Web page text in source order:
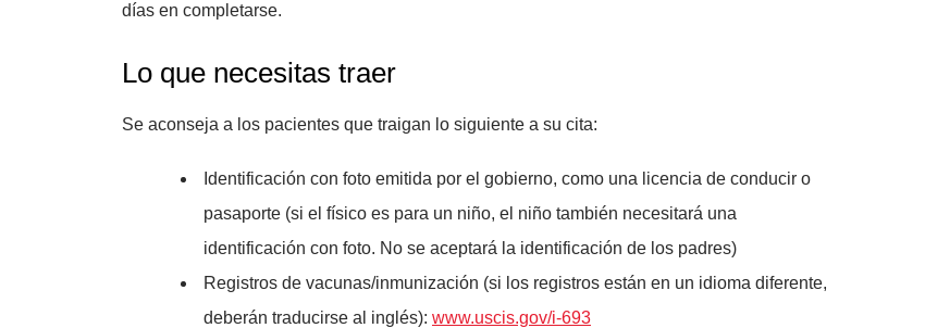
días en completarse.
Lo que necesitas traer
Se aconseja a los pacientes que traigan lo siguiente a su cita:
Identificación con foto emitida por el gobierno, como una licencia de conducir o
pasaporte (si el físico es para un niño, el niño también necesitará una
identificación con foto. No se aceptará la identificación de los padres)
Registros de vacunas/inmunización (si los registros están en un idioma diferente,
deberán traducirse al inglés): www.uscis.gov/i-693